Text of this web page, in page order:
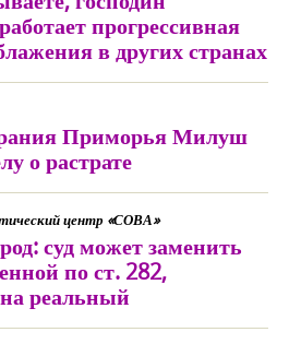
прогрессивная
в других странах
Приморья Милуш
о растрате
центр «СОВА»
суд может заменить
по ст. 282,
реальный